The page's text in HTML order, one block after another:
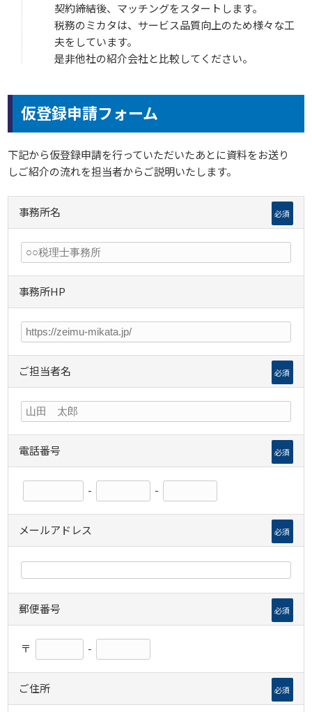
契約締結後、マッチングをスタートします。
税務のミカタは、サービス品質向上のため様々な工
夫をしています。
是非他社の紹介会社と比較してください。
仮登録申請フォーム
下記から仮登録申請を行っていただいたあとに資料をお送り
しご紹介の流れを担当者からご説明いたします。
事務所名 必須
事務所HP
ご担当者名 必須
電話番号 必須
- -
メールアドレス 必須
郵便番号 必須
〒 -
ご住所 必須